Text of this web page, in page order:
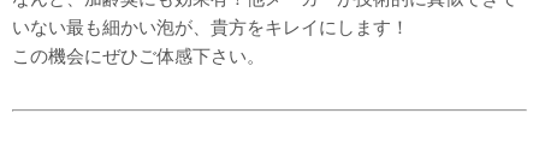
いない最も細かい泡が、貴方をキレイにします！
この機会にぜひご体感下さい。